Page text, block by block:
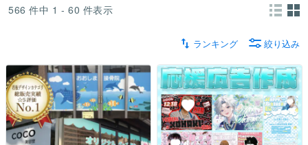
566 件中 1 - 60 件表示
ランキング 絞り込み